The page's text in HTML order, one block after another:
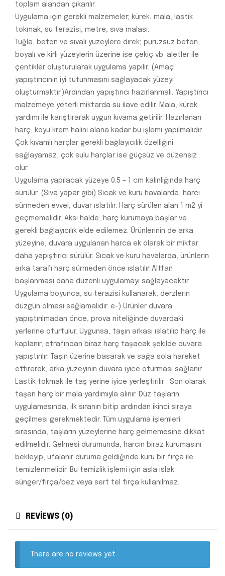
toplam alandan çıkarılır.
Uygulama için gerekli malzemeler; kürek, mala, lastik
tokmak, su terazisi, metre, sıva malası.
Tuğla, beton ve sıvalı yüzeylere direk; pürüzsüz beton,
boyalı ve kirli yüzeylerin üzerine ise çekiç vb. aletler ile
çentikler oluşturularak uygulama yapılır. (Amaç
yapıştırıcının iyi tutunmasını sağlayacak yüzeyi
oluşturmaktır.)Ardından yapıştırıcı hazırlanmalı. Yapıştırıcı
malzemeye yeterli miktarda su ilave edilir. Mala, kürek
yardımı ile karıştırarak uygun kıvama getirilir. Hazırlanan
harç, koyu krem halini alana kadar bu işlemi yapılmalıdır.
Çok kıvamlı harçlar gerekli bağlayıcılık özelliğini
sağlayamaz, çok sulu harçlar ise güçsüz ve düzensiz
olur.
Uygulama yapılacak yüzeye 0.5 – 1 cm kalınlığında harç
sürülür. (Sıva yapar gibi) Sıcak ve kuru havalarda, harcı
sürmeden evvel, duvar ıslatılır. Harç sürülen alan 1 m2 yi
geçmemelidir. Aksi halde, harç kurumaya başlar ve
gerekli bağlayıcılık elde edilemez. Ürünlerinin de arka
yüzeyine, duvara uygulanan harca ek olarak bir miktar
daha yapıştırıcı sürülür. Sıcak ve kuru havalarda, ürünlerin
arka tarafı harç sürmeden önce ıslatılır Alttan
başlanması daha düzenli uygulamayı sağlayacaktır.
Uygulama boyunca, su terazisi kullanarak, derzlerin
düzgün olması sağlamalıdır. e-) Ürünler duvara
yapıştırılmadan önce, prova niteliğinde duvardaki
yerlerine oturtulur. Uygunsa, taşın arkası ıslatılıp harç ile
kaplanır, etrafından biraz harç taşacak şekilde duvara
yapıştırılır. Taşın üzerine basarak ve sağa sola hareket
ettirerek, arka yüzeyinin duvara iyice oturması sağlanır.
Lastik tokmak ile taş yerine iyice yerleştirilir . Son olarak
taşan harç bir mala yardımıyla alınır. Düz taşların
uygulamasında, ilk sıranın bitip ardından ikinci sıraya
geçilmesi gerekmektedir. Tüm uygulama işlemleri
sırasında, taşların yüzeylerine harç gelmemesine dikkat
edilmelidir. Gelmesi durumunda, harcın biraz kurumasını
bekleyip, ufalanır duruma geldiğinde kuru bir fırça ile
temizlenmelidir. Bu temizlik işlemi için asla ıslak
sünger/fırça/bez veya sert tel fırça kullanılmaz.
REVIEWS (0)
There are no reviews yet.